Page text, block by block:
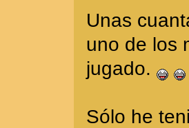
Unas
uno de los
jugado.
Sólo he